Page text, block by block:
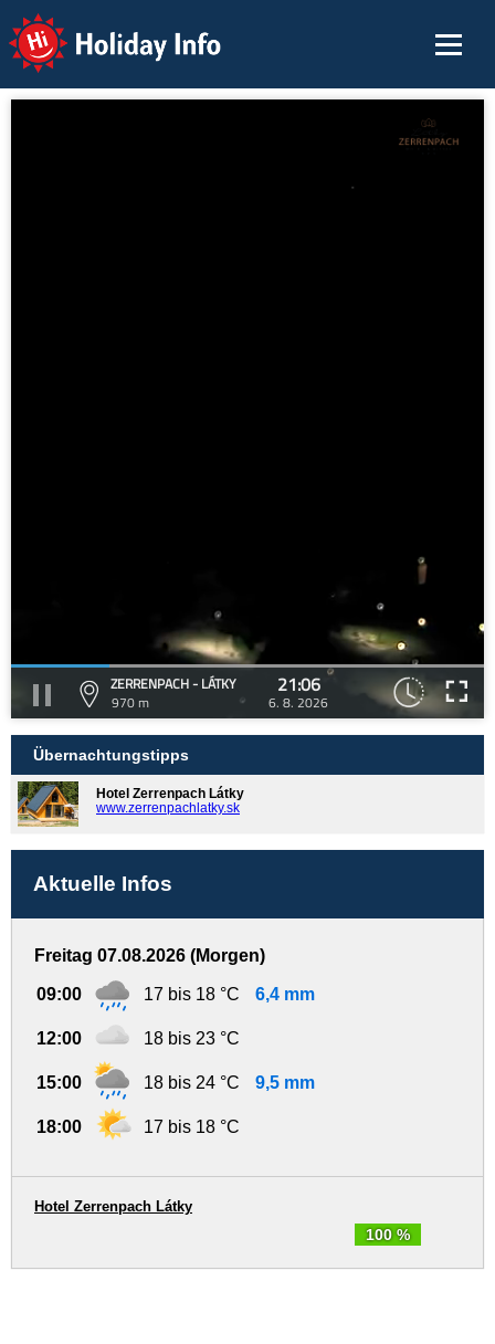
Holiday Info
ZERRENPACH - LÁTKY
970 m
21:06
6. 8. 2026
Übernachtungstipps
Hotel Zerrenpach Látky
www.zerrenpachlatky.sk
Aktuelle Infos
Freitag 07.08.2026 (Morgen)
09:00 17 bis 18 °C 6,4 mm
12:00 18 bis 23 °C
15:00 18 bis 24 °C 9,5 mm
18:00 17 bis 18 °C
100 %
Hotel Zerrenpach Látky